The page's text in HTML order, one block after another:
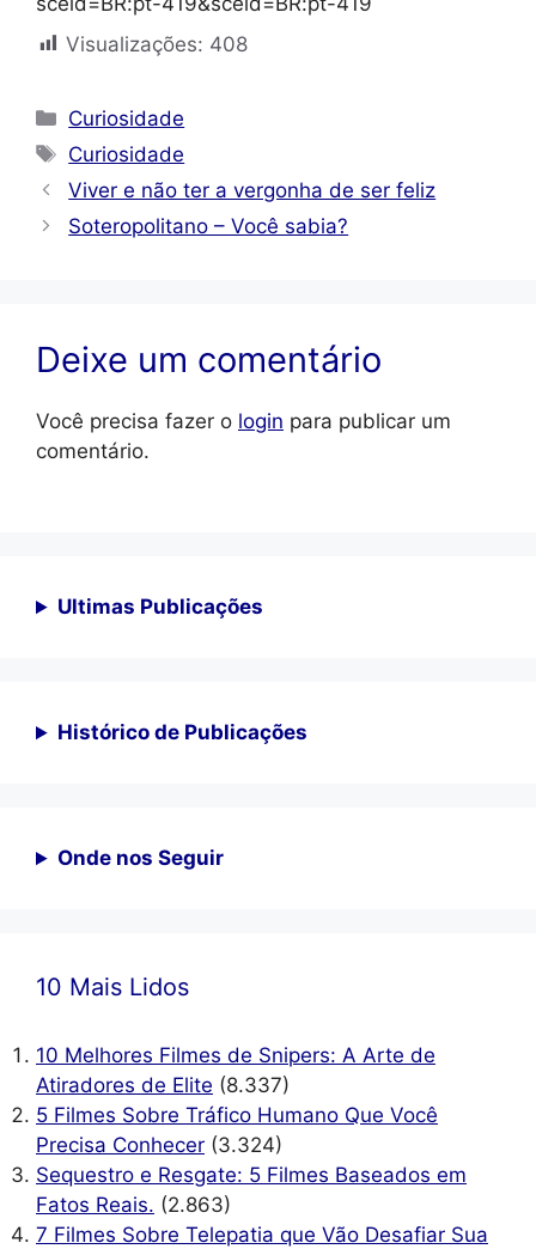
Visualizações: 408
Categorias
Curiosidade
Tags
Curiosidade
Viver e não ter a vergonha de ser feliz
Soteropolitano – Você sabia?
Deixe um comentário
Você precisa fazer o login para publicar um
comentário.
Ultimas Publicações
Histórico de Publicações
Onde nos Seguir
10 Mais Lidos
10 Melhores Filmes de Snipers: A Arte de
Atiradores de Elite (8.337)
5 Filmes Sobre Tráfico Humano Que Você
Precisa Conhecer (3.324)
Sequestro e Resgate: 5 Filmes Baseados em
Fatos Reais. (2.863)
7 Filmes Sobre Telepatia que Vão Desafiar Sua